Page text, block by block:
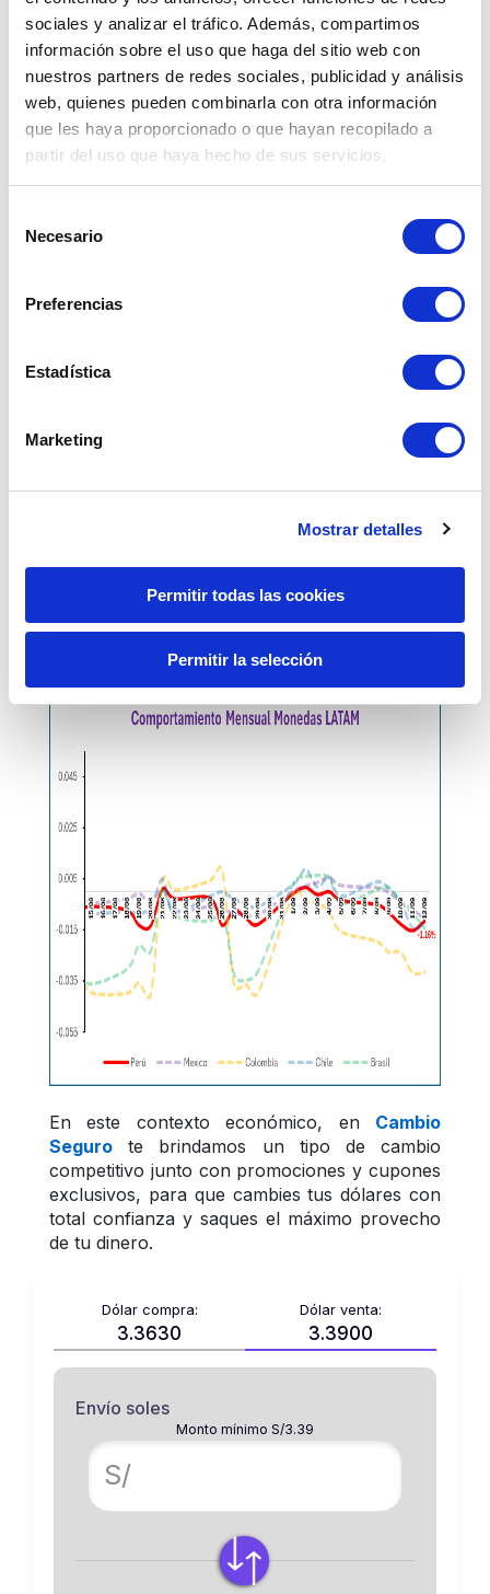
sociales y analizar el tráfico. Además, compartimos
información sobre el uso que haga del sitio web con
nuestros partners de redes sociales, publicidad y análisis
web, quienes pueden combinarla con otra información
que les haya proporcionado o que hayan recopilado a
partir del uso que haya hecho de sus servicios.
Necesario
Preferencias
Estadística
Marketing
Mostrar detalles
Permitir todas las cookies
Permitir la selección
A nivel nacional
En la segunda semana de septiembre, el sol
peruano continuó fortaleciéndose, con un
avance de 1.16% frente al cierre de agosto y
una ganancia acumulada de 7.17% en lo que
colombiano, con apreciaciones superiores, de
13.47% y 11.72%, respectivamente.
En este contexto económico, en Cambio
Seguro te brindamos un tipo de cambio
competitivo junto con promociones y cupones
exclusivos, para que cambies tus dólares con
total confianza y saques el máximo provecho
de tu dinero.
Dólar compra:
3.3630
Dólar venta:
3.3900
Envío soles
Monto mínimo S/3.39
S/